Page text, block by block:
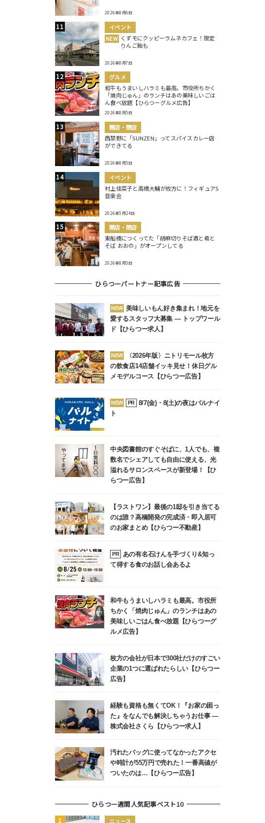
2026年8月6日
イベント
NEW くずモにクッピーラムネカフェ！限定
りんご飴も
2026年8月7日
グルメ
和牛もうまいしハラミも最高。市役所ちかく
「焼肉じゅん」のランチはあの美味しいごは
ん食べ放題【ひらつーグルメ広告】
2026年8月5日
開店・閉店
西禁野に「SUNZEN」ってスパイスカレー店
ができてる
2026年8月5日
イベント
村上佳菜子と高橋大輔が枚方に！フィギュアS
音楽会
2026年5月24日
開店・閉店
東船橋につくってた「胡麻切りそば酒と肴と
そば おおの」がオープンしてる
2026年8月5日
ひらつーパートナー記事広告
NEW 美味しいもん好き集まれ！地元を
愛するスタッフ大募集 ― トップワール
ド【ひらつー求人】
NEW
〈2026年版〉ニトリモール枚方
の飲食店14店舗イッキ見せ！休日グル
メモデルコース【ひらつー広告】
NEW PR
8/7(金)・8(土)の夜はバルナイ
ト
中央図書館のすぐそばに、1人でも、複
数名でシェアしても自由に使える、光
溢れるサロンスペースが新登場！【ひ
らつー広告】
【ラストワン】最後の1邸を引き当てる
のは誰？高橋開発の完成済・即入居可
のお家まとめ【ひらつー不動産】
PR
あの有名石けんを手づくり&知っ
て得する食のお話し会あるよ
和牛もうまいしハラミも最高。市役所
ちかく「焼肉じゅん」のランチはあの
美味しいごはん食べ放題【ひらつーグ
ルメ広告】
枚方の会社が日本で300社だけのすごい
企業の1つに選ばれたらしい【ひらつー
広告】
経験も資格も無くてOK！『お家の困っ
た』をなんでも解決しちゃうお仕事 ―
株式会社さくら【ひらつー求人】
汚れたバッグに使ってなかったアクセ
や時計が55万円で売れた！一番高値が
ついたのは…【ひらつー広告】
ひらつー週間人気記事ベスト10
ニュース